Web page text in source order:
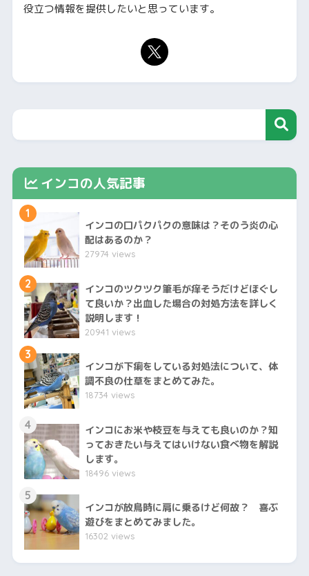
役立つ情報を提供したいと思っています。
インコの人気記事
1
インコの口パクパクの意味は？そのう炎の心
配はあるのか？
27974 views
2
インコのツクツク筆毛が痒そうだけどほぐし
て良いか？出血した場合の対処方法を詳しく
説明します！
20941 views
3
インコが下痢をしている対処法について、体
調不良の仕草をまとめてみた。
18734 views
4
インコにお米や枝豆を与えても良いのか？知
っておきたい与えてはいけない食べ物を解説
します。
18496 views
5
インコが放鳥時に肩に乗るけど何故？ 喜ぶ
遊びをまとめてみました。
16302 views